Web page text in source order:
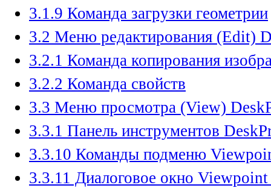
3.1.9 Команда загрузки геометрии
3.2 Меню редактирования (Edit)
3.2.1 Команда копирования
3.2.2 Команда свойств
3.3 Меню просмотра (View)
3.3.1 Панель инструментов
3.3.10 Команды подменю
3.3.11 Диалоговое окно Viewpoint